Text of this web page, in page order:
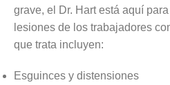
grave, el Dr. Hart está aquí
lesiones de los trabajadores
que trata incluyen:
Esguinces y distensiones